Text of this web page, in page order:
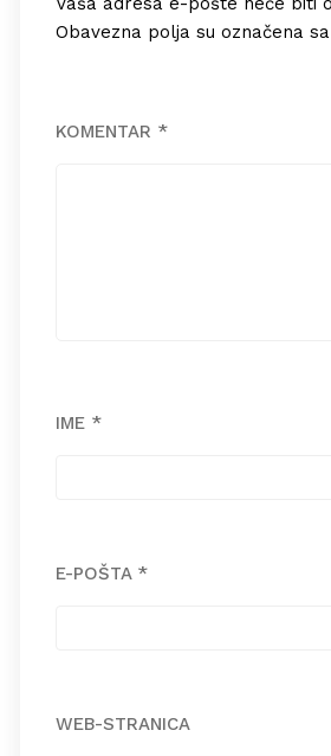
Obavezna polja su označena sa
KOMENTAR *
IME *
E-POŠTA *
WEB-STRANICA